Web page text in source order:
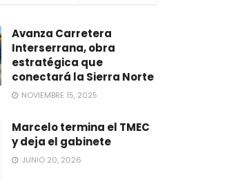
Avanza Carretera
Interserrana, obra
estratégica que
conectará la Sierra Norte
NOVIEMBRE 15, 2025
Marcelo termina el TMEC
y deja el gabinete
JUNIO 20, 2026